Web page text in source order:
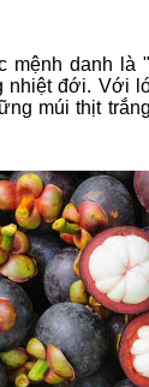
mệnh danh là
nhiệt đới. Với
múi thịt